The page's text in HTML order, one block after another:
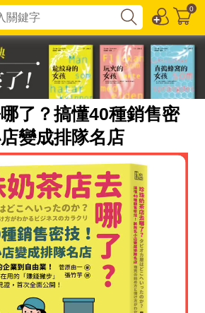
0
了？搞懂40種銷售密
變成排隊名店